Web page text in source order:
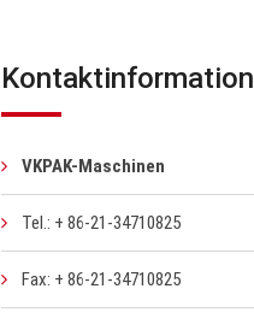
Kontaktinformation
VKPAK-Maschinen
Tel.: + 86-21-34710825
Fax: + 86-21-34710825